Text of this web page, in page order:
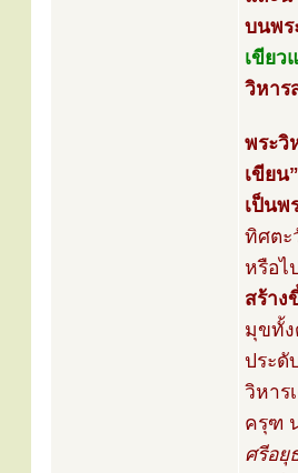
บนพ
เขียว
วิหาร
พระวิ
เขียน”
เป็นพ
ทิศตะ
หรือไ
สร้าง
มุขทั้ง
ประดั
วิหาร
ครุฑ
ศรีอยุ